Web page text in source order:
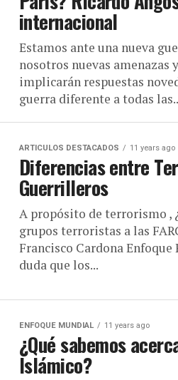
internacional
Estamos ante una nueva
nosotros nuevas amenazas
implicarán respuestas
guerra diferente a todas
ARTICULOS DESTACADOS 11 years ago
Diferencias entre
Guerrilleros
A propósito de terrorismo ,
grupos terroristas a las
Francisco Cardona
duda que los...
ENFOQUE MUNDIAL 11 years ago
¿Qué sabemos
Islámico?